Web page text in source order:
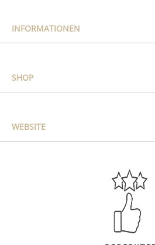
INFORMATIONEN
SHOP
WEBSITE